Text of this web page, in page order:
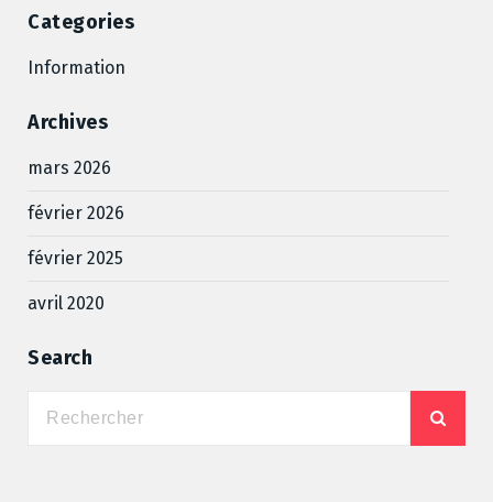
Categories
Information
Archives
mars 2026
février 2026
février 2025
avril 2020
Search